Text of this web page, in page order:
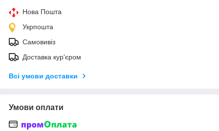
Нова Пошта
Укрпошта
Самовивіз
Доставка кур'єром
Всі умови доставки
Умови оплати